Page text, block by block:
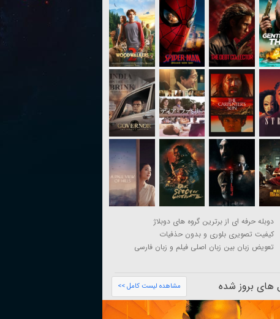
دوبله حرفه ای از برترین گروه های دوبلاژ
کیفیت تصویری بلوری و بدون حذفیات
تعویض زبان بین زبان اصلی فیلم و زبان فارسی
های بروز شده مشاهده لیست کامل >>